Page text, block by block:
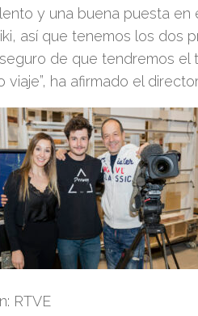
y una buena puesta en
así que tenemos los dos
de que tendremos el
viaje”, ha afirmado el
RTVE